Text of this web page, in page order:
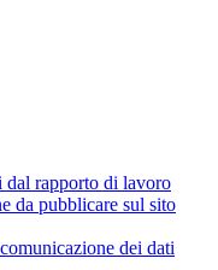
dal rapporto di lavoro
da pubblicare sul sito
dei dati